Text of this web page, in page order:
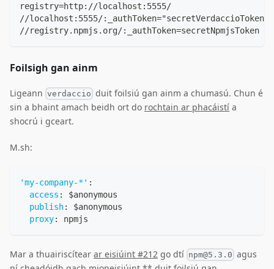
registry=http://localhost:5555/
//localhost:5555/:_authToken="secretVerdaccioToken"
//registry.npmjs.org/:_authToken=secretNpmjsToken
Foilsigh gan ainm
Ligeann verdaccio duit foilsiú gan ainm a chumasú. Chun é
sin a bhaint amach beidh ort do rochtain ar phacáistí a
shocrú i gceart.
M.sh:
'my-company-*' :
access :
$anonymous
publish:
$anonymous
proxy: npmjs
Mar a thuairiscítear ar eisiúint #212 go dtí npm@5.3.0 agus